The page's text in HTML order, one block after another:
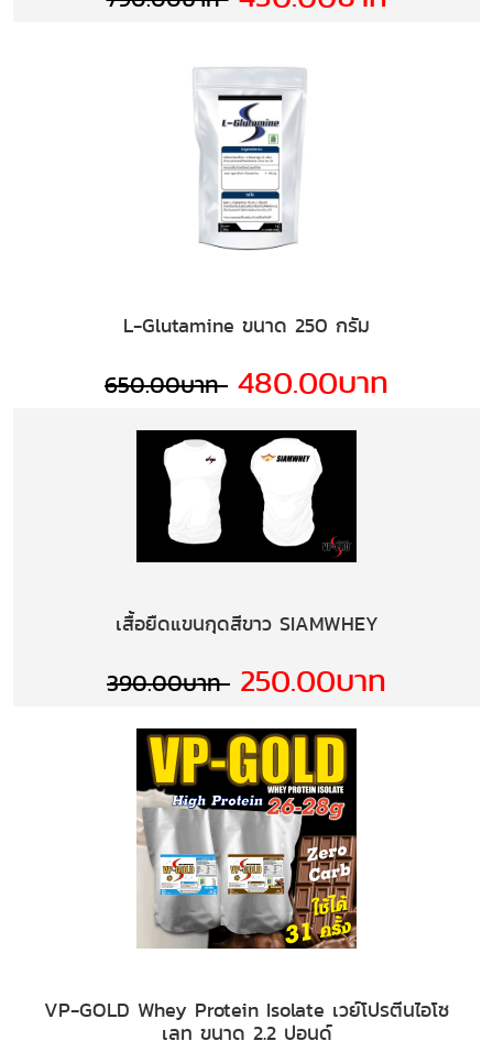
L-Glutamine ขนาด 250 กรัม
650.00บาท 480.00บาท
เสื้อยืดแขนกุดสีขาว SIAMWHEY
390.00บาท 250.00บาท
VP-GOLD Whey Protein Isolate เวย์โปรตีนไอโซ
เลท ขนาด 2.2 ปอนด์